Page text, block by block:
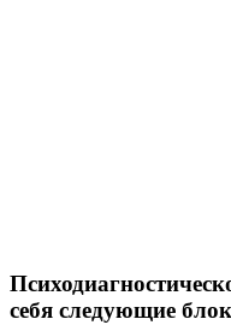
себя следующие